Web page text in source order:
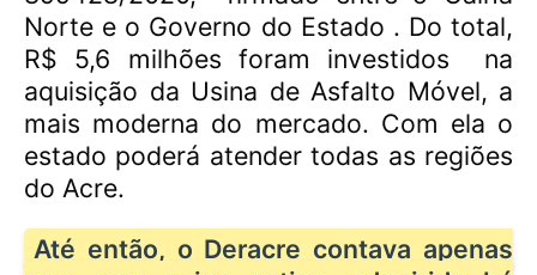
Norte e o Governo do Estado . Do total,
R$ 5,6 milhões foram investidos
na
aquisição da Usina de Asfalto Móvel, a
mais moderna do mercado. Com ela o
estado poderá atender todas as regiões
do Acre.
Até então, o Deracre contava apenas